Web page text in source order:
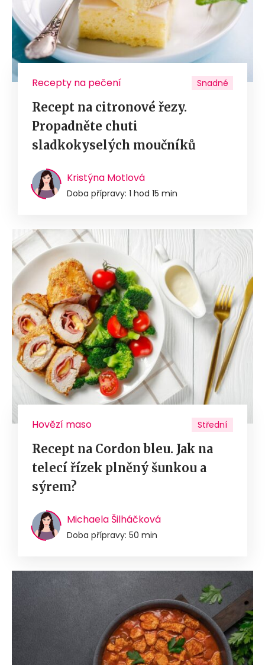
Recepty na pečení Snadné
Recept na citronové řezy.
Propadněte chuti
sladkokyselých moučníků
Kristýna Motlová
Doba přípravy: 1 hod 15 min
Hovězí maso Střední
Recept na Cordon bleu. Jak na
telecí řízek plněný šunkou a
sýrem?
Michaela Šilháčková
Doba přípravy: 50 min